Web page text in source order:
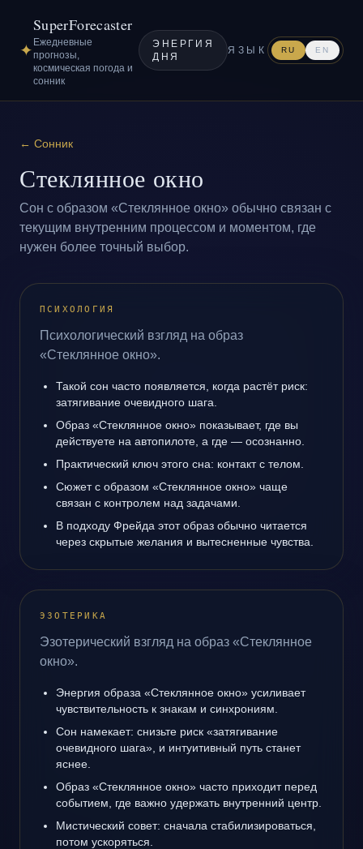
✦
SuperForecaster
Ежедневные
прогнозы,
космическая погода и
сонник
ЭНЕРГИЯ
ДНЯ
ЯЗЫК RU EN
← Сонник
Стеклянное окно
Сон с образом «Стеклянное окно» обычно связан с
текущим внутренним процессом и моментом, где
нужен более точный выбор.
ПСИХОЛОГИЯ
Психологический взгляд на образ
«Стеклянное окно».
Такой сон часто появляется, когда растёт риск:
затягивание очевидного шага.
Образ «Стеклянное окно» показывает, где вы
действуете на автопилоте, а где — осознанно.
Практический ключ этого сна: контакт с телом.
Сюжет с образом «Стеклянное окно» чаще
связан с контролем над задачами.
В подходу Фрейда этот образ обычно читается
через скрытые желания и вытесненные чувства.
ЭЗОТЕРИКА
Эзотерический взгляд на образ «Стеклянное
окно».
Энергия образа «Стеклянное окно» усиливает
чувствительность к знакам и синхрониям.
Сон намекает: снизьте риск «затягивание
очевидного шага», и интуитивный путь станет
яснее.
Образ «Стеклянное окно» часто приходит перед
событием, где важно удержать внутренний центр.
Мистический совет: сначала стабилизироваться,
потом ускоряться.